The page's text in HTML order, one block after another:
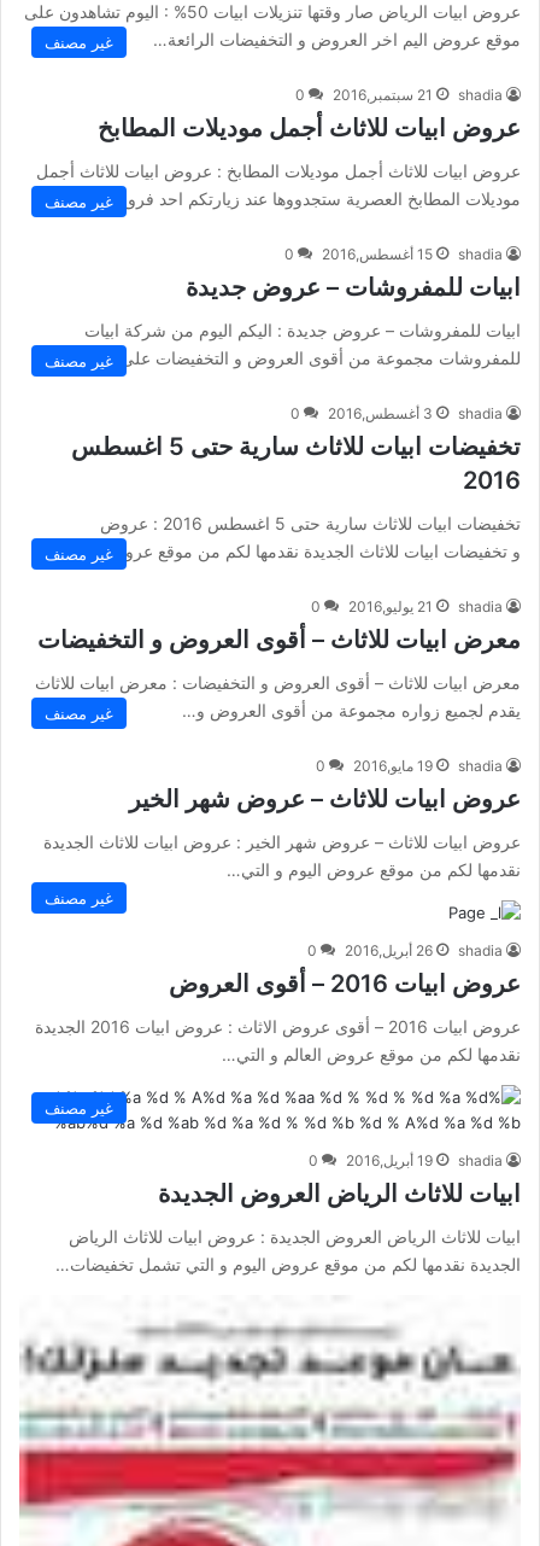
عروض ابيات الرياض صار وقتها تنزيلات ابيات 50% : اليوم تشاهدون على
موقع عروض اليم اخر العروض و التخفيضات الرائعة…
غير مصنف
shadia 21 سبتمبر,2016 0
عروض ابيات للاثاث أجمل موديلات المطابخ
عروض ابيات للاثاث أجمل موديلات المطابخ : عروض ابيات للاثاث أجمل
موديلات المطابخ العصرية ستجدووها عند زيارتكم احد فروع ابيات…
غير مصنف
shadia 15 أغسطس,2016 0
ابيات للمفروشات – عروض جديدة
ابيات للمفروشات – عروض جديدة : اليكم اليوم من شركة ابيات
للمفروشات مجموعة من أقوى العروض و التخفيضات على مختلف…
غير مصنف
shadia 3 أغسطس,2016 0
تخفيضات ابيات للاثاث سارية حتى 5 اغسطس
2016
تخفيضات ابيات للاثاث سارية حتى 5 اغسطس 2016 : عروض
و تخفيضات ابيات للاثاث الجديدة نقدمها لكم من موقع عروض اليوم…
غير مصنف
shadia 21 يوليو,2016 0
معرض ابيات للاثاث – أقوى العروض و التخفيضات
معرض ابيات للاثاث – أقوى العروض و التخفيضات : معرض ابيات للاثاث
يقدم لجميع زواره مجموعة من أقوى العروض و…
غير مصنف
shadia 19 مايو,2016 0
عروض ابيات للاثاث – عروض شهر الخير
عروض ابيات للاثاث – عروض شهر الخير : عروض ابيات للاثاث الجديدة
نقدمها لكم من موقع عروض اليوم و التي…
غير مصنف
shadia 26 أبريل,2016 0
عروض ابيات 2016 – أقوى العروض
عروض ابيات 2016 – أقوى عروض الاثاث : عروض ابيات 2016 الجديدة
نقدمها لكم من موقع عروض العالم و التي…
غير مصنف
shadia 19 أبريل,2016 0
ابيات للاثاث الرياض العروض الجديدة
ابيات للاثاث الرياض العروض الجديدة : عروض ابيات للاثاث الرياض
الجديدة نقدمها لكم من موقع عروض اليوم و التي تشمل تخفيضات…